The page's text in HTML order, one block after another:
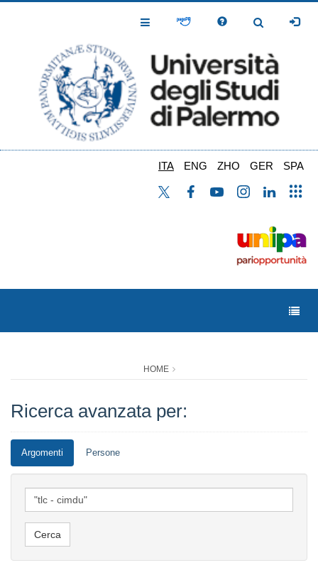
Toggle
Toggle
ITA ENG ZHO GER SPA
HOME
Ricerca avanzata per:
Argomenti Persone